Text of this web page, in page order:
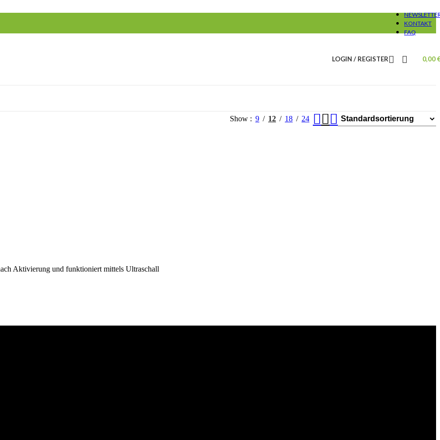
KONTAKT
FAQ
LOGIN / REGISTER 0,00
Show 9 12 18 24
Aktivierung und funktioniert mittels Ultraschall